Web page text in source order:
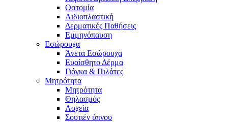
Οστομία
Αιδιοπλαστική
Δερματικές Παθήσεις
Εμμηνόπαυση
Εσώρουχα
Άνετα Εσώρουχα
Ευαίσθητο Δέρμα
Γιόγκα & Πιλάτες
Μητρότητα
Μητρότητα
Θηλασμός
Λοχεία
Σουτιέν ύπνου